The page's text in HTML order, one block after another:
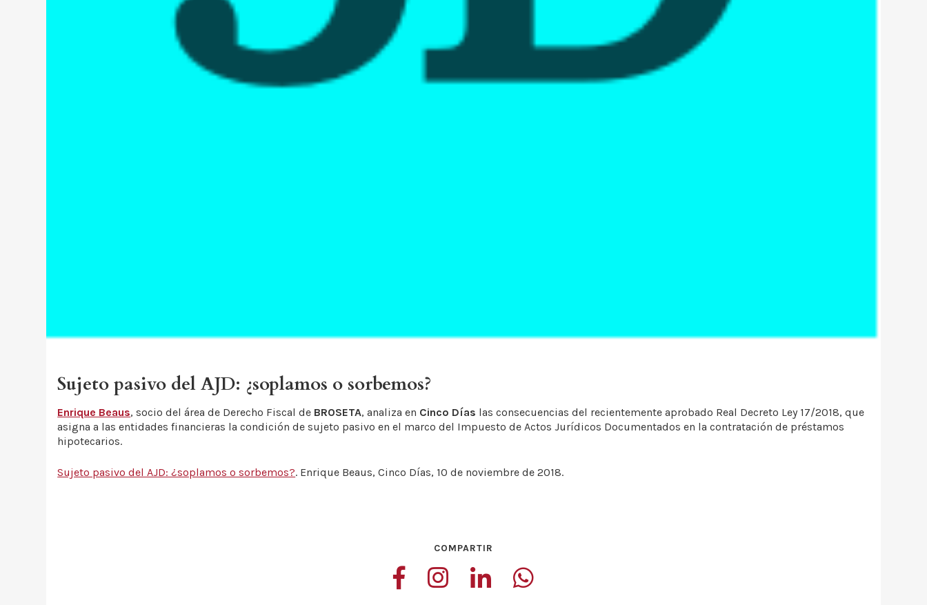
Sujeto pasivo del AJD: ¿soplamos o sorbemos?
Enrique Beaus, socio del área de Derecho Fiscal de BROSETA, analiza en Cinco Días las consecuencias del recientemente aprobado Real Decreto Ley 17/2018, que
asigna a las entidades financieras la condición de sujeto pasivo en el marco del Impuesto de Actos Jurídicos Documentados en la contratación de préstamos
hipotecarios.
Sujeto pasivo del AJD: ¿soplamos o sorbemos?. Enrique Beaus, Cinco Días, 10 de noviembre de 2018.
COMPARTIR